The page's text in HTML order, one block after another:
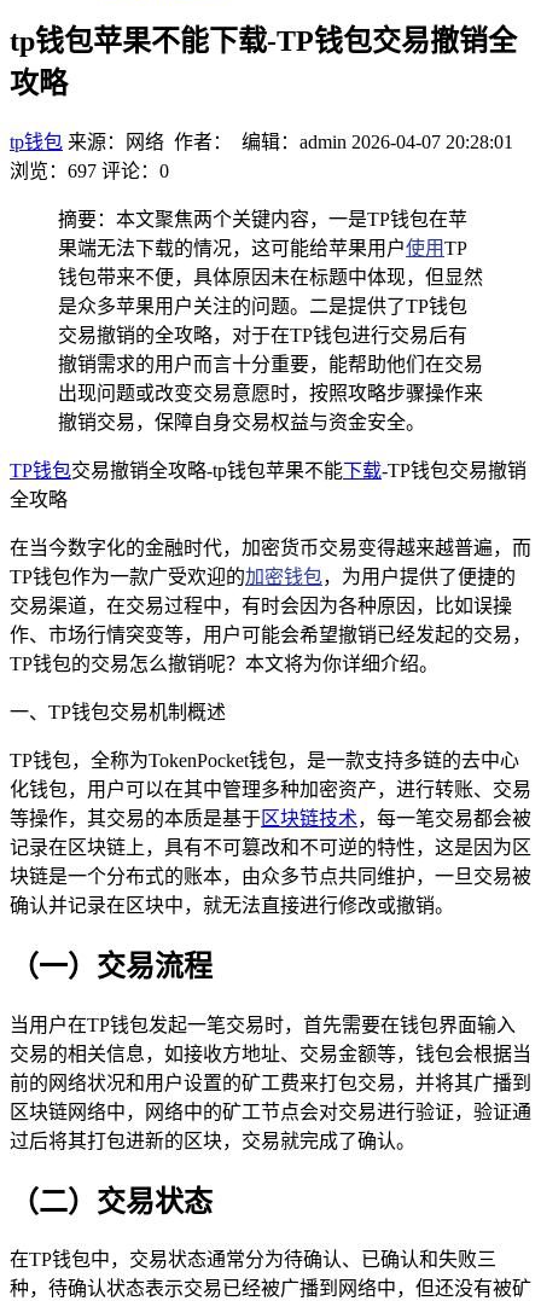
tp钱包苹果不能下载-TP钱包交易撤销全
攻略
tp钱包 来源：网络 作者： 编辑：admin 2026-04-07 20:28:01
浏览：697 评论：0
摘要：本文聚焦两个关键内容，一是TP钱包在苹
果端无法下载的情况，这可能给苹果用户使用TP
钱包带来不便，具体原因未在标题中体现，但显然
是众多苹果用户关注的问题。二是提供了TP钱包
交易撤销的全攻略，对于在TP钱包进行交易后有
撤销需求的用户而言十分重要，能帮助他们在交易
出现问题或改变交易意愿时，按照攻略步骤操作来
撤销交易，保障自身交易权益与资金安全。
TP钱包交易撤销全攻略-tp钱包苹果不能下载-TP钱包交易撤销
全攻略
在当今数字化的金融时代，加密货币交易变得越来越普遍，而
TP钱包作为一款广受欢迎的加密钱包，为用户提供了便捷的
交易渠道，在交易过程中，有时会因为各种原因，比如误操
作、市场行情突变等，用户可能会希望撤销已经发起的交易，
TP钱包的交易怎么撤销呢？本文将为你详细介绍。
一、TP钱包交易机制概述
TP钱包，全称为TokenPocket钱包，是一款支持多链的去中心
化钱包，用户可以在其中管理多种加密资产，进行转账、交易
等操作，其交易的本质是基于区块链技术，每一笔交易都会被
记录在区块链上，具有不可篡改和不可逆的特性，这是因为区
块链是一个分布式的账本，由众多节点共同维护，一旦交易被
确认并记录在区块中，就无法直接进行修改或撤销。
（一）交易流程
当用户在TP钱包发起一笔交易时，首先需要在钱包界面输入
交易的相关信息，如接收方地址、交易金额等，钱包会根据当
前的网络状况和用户设置的矿工费来打包交易，并将其广播到
区块链网络中，网络中的矿工节点会对交易进行验证，验证通
过后将其打包进新的区块，交易就完成了确认。
（二）交易状态
在TP钱包中，交易状态通常分为待确认、已确认和失败三
种，待确认状态表示交易已经被广播到网络中，但还没有被矿